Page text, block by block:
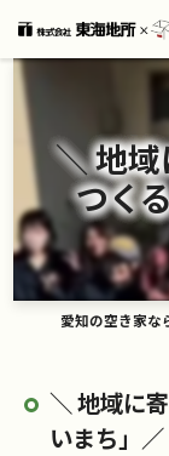
＼ 地
つく
＼ 地域に
いまち」／